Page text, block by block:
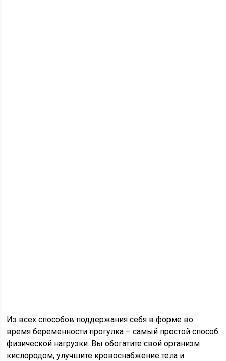
Из всех способов поддержания себя в форме во
время беременности прогулка – самый простой способ
физической нагрузки. Вы обогатите свой организм
кислородом, улучшите кровоснабжение тела и